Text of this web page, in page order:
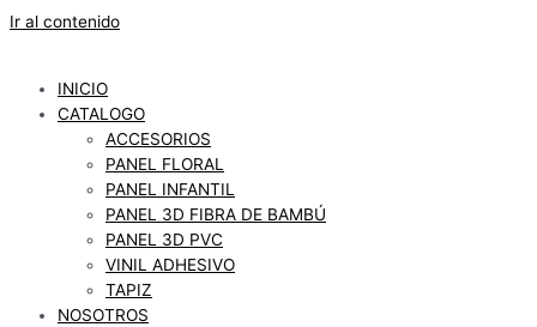
Ir al contenido
INICIO
CATALOGO
ACCESORIOS
PANEL FLORAL
PANEL INFANTIL
PANEL 3D FIBRA DE BAMBÚ
PANEL 3D PVC
VINIL ADHESIVO
TAPIZ
NOSOTROS